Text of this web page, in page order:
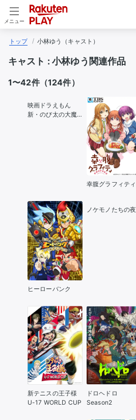
メニュー
トップ 小林ゆう（キャスト）
キャスト :小林ゆう関連作品
1〜42件（124件）
映画ドラえもん
新・のび太の大魔
幸腹グラフィティ
ヒーローバンク
ノケモノたちの夜
新テニスの王子様
U-17 WORLD CUP
ドロヘドロ
Season2